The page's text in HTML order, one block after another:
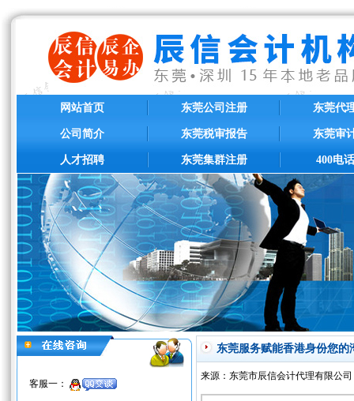
网站首页
公司简介
人才招聘
东莞公司注册
东莞税审报告
东莞集群注册
东莞代
东莞审
400电
客服一：
东莞服务赋能香港身份您的
来源：东莞市辰信会计代理有限